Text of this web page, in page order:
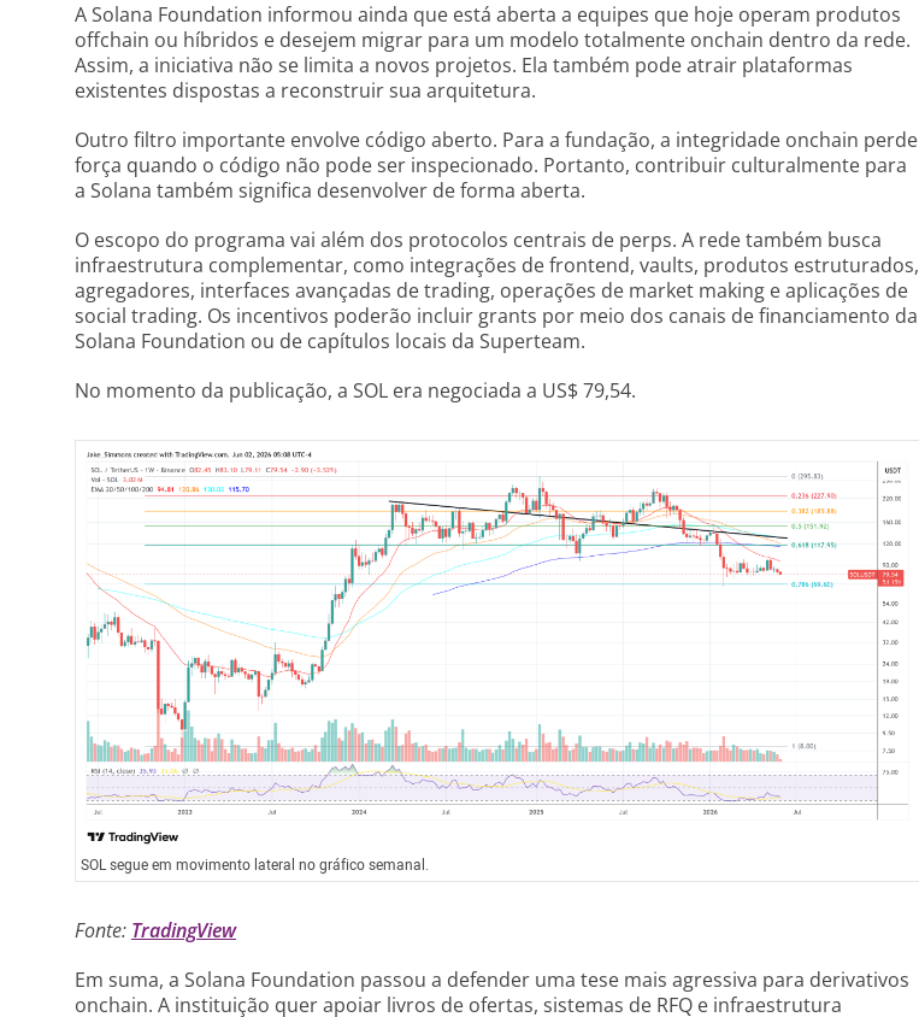
A Solana Foundation informou ainda que está aberta a equipes que hoje operam produtos
offchain ou híbridos e desejem migrar para um modelo totalmente onchain dentro da rede.
Assim, a iniciativa não se limita a novos projetos. Ela também pode atrair plataformas
existentes dispostas a reconstruir sua arquitetura.
Outro filtro importante envolve código aberto. Para a fundação, a integridade onchain perde
força quando o código não pode ser inspecionado. Portanto, contribuir culturalmente para
a Solana também significa desenvolver de forma aberta.
O escopo do programa vai além dos protocolos centrais de perps. A rede também busca
infraestrutura complementar, como integrações de frontend, vaults, produtos estruturados,
agregadores, interfaces avançadas de trading, operações de market making e aplicações de
social trading. Os incentivos poderão incluir grants por meio dos canais de financiamento da
Solana Foundation ou de capítulos locais da Superteam.
No momento da publicação, a SOL era negociada a US$ 79,54.
SOL segue em movimento lateral no gráfico semanal.
Fonte: TradingView
Em suma, a Solana Foundation passou a defender uma tese mais agressiva para derivativos
onchain. A instituição quer apoiar livros de ofertas, sistemas de RFQ e infraestrutura